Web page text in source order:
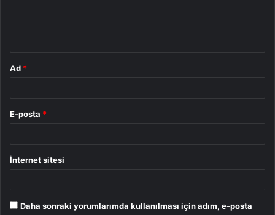
Ad *
E-posta *
İnternet sitesi
Daha sonraki yorumlarımda kullanılması için adım, e-posta